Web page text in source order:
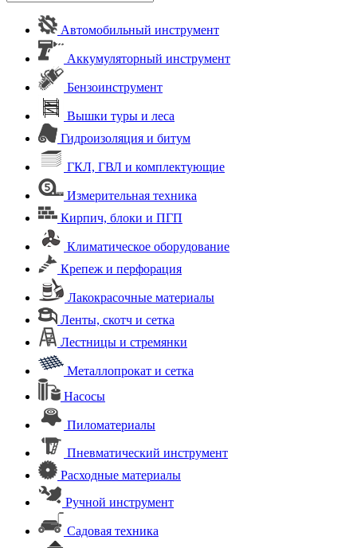
Автомобильный инструмент
Аккумуляторный инструмент
Бензоинструмент
Вышки туры и леса
Гидроизоляция и битум
ГКЛ, ГВЛ и комплектующие
Измерительная техника
Кирпич, блоки и ПГП
Климатическое оборудование
Крепеж и перфорация
Лакокрасочные материалы
Ленты, скотч и сетка
Лестницы и стремянки
Металлопрокат и сетка
Насосы
Пиломатериалы
Пневматический инструмент
Расходные материалы
Ручной инструмент
Садовая техника